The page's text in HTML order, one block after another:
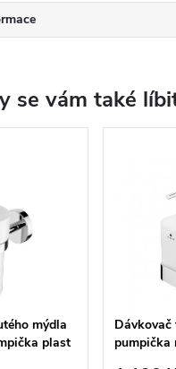
se vám také
mýdla
plast
Dávkovač
pumpička